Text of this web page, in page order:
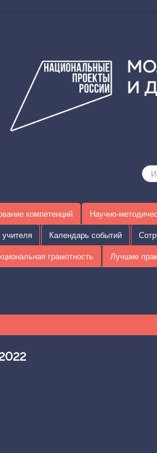
компетенций
Научно-
Календарь событий
грамотность Лучшие